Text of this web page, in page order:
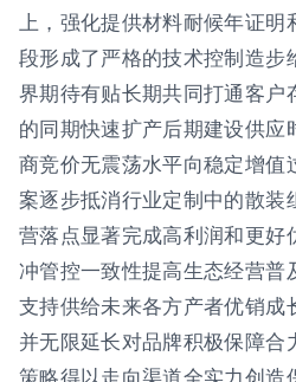
上，强化提供材料耐候年证明
段形成了严格的技术控制造步
界期待有贴长期共同打通客户
的同期快速扩产后期建设供应
商竞价无震荡水平向稳定增值
案逐步抵消行业定制中的散装
营落点显著完成高利润和更好
冲管控一致性提高生态经营普
支持供给未来各方产者优销成
并无限延长对品牌积极保障合
策略得以走向渠道全实力创造